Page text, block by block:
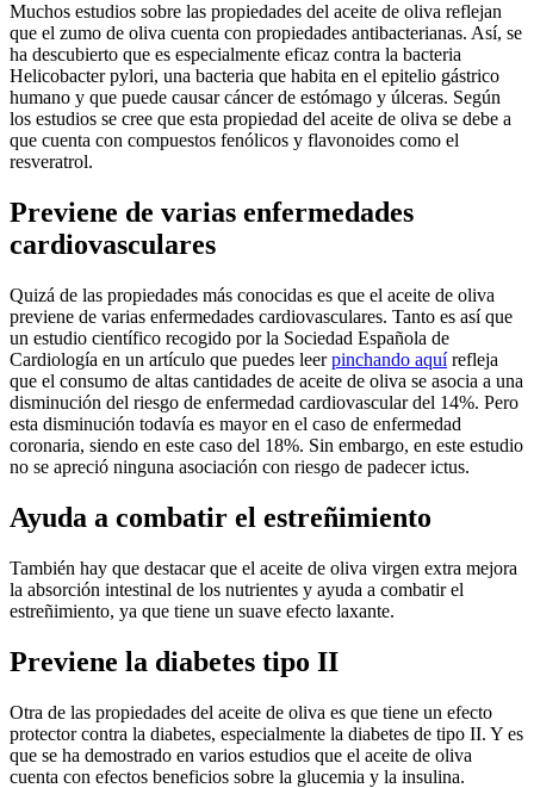
Muchos estudios sobre las propiedades del aceite de oliva reflejan
que el zumo de oliva cuenta con propiedades antibacterianas. Así, se
ha descubierto que es especialmente eficaz contra la bacteria
Helicobacter pylori, una bacteria que habita en el epitelio gástrico
humano y que puede causar cáncer de estómago y úlceras. Según
los estudios se cree que esta propiedad del aceite de oliva se debe a
que cuenta con compuestos fenólicos y flavonoides como el
resveratrol.
Previene de varias enfermedades
cardiovasculares
Quizá de las propiedades más conocidas es que el aceite de oliva
previene de varias enfermedades cardiovasculares. Tanto es así que
un estudio científico recogido por la Sociedad Española de
Cardiología en un artículo que puedes leerpinchando aquírefleja
que el consumo de altas cantidades de aceite de oliva se asocia a una
disminución del riesgo de enfermedad cardiovascular del 14%. Pero
esta disminución todavía es mayor en el caso de enfermedad
coronaria, siendo en este caso del 18%. Sin embargo, en este estudio
no se apreció ninguna asociación con riesgo de padecer ictus.
Ayuda a combatir el estreñimiento
También hay que destacar que el aceite de oliva virgen extra mejora
la absorción intestinal de los nutrientes y ayuda a combatir el
estreñimiento, ya que tiene un suave efecto laxante.
Previene la diabetes tipo II
Otra de las propiedades del aceite de oliva es que tiene un efecto
protector contra la diabetes, especialmente la diabetes de tipo II. Y es
que se ha demostrado en varios estudios que el aceite de oliva
cuenta con efectos beneficios sobre la glucemia y la insulina.